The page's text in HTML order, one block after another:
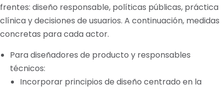
frentes: diseño responsable, políticas públicas, práctica
clínica y decisiones de usuarios. A continuación, medidas
concretas para cada actor.
Para diseñadores de producto y responsables
técnicos:
Incorporar principios de diseño centrado en la